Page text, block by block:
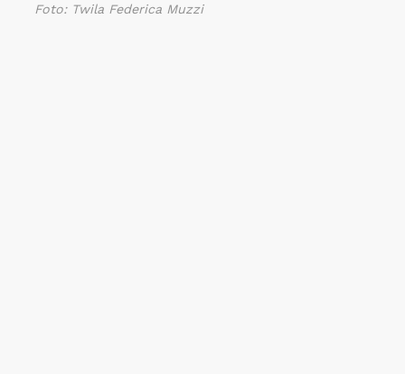
Foto: Twila Federica Muzzi